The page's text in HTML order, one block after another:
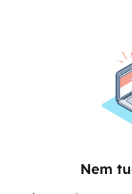
Nem